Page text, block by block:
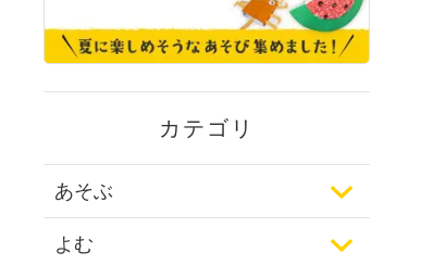
カテゴリ
あそぶ
よむ